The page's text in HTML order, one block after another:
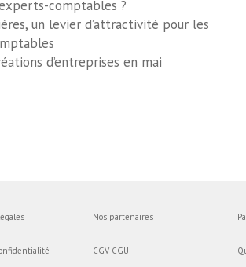
comptables ?
un levier d’attractivité pour les
d’entreprises en mai
Nos partenaires
CGV-CGU